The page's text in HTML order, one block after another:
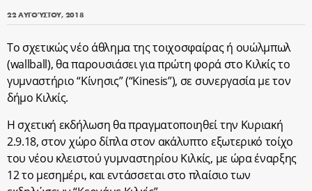
22 ΑΥΓΟΎΣΤΟΥ, 2018
To σχετικώς νέο άθλημα της τοιχοσφαίρας ή ουώλμπωλ
(wallball), θα παρουσιάσει για πρώτη φορά στο Κιλκίς το
γυμναστήριο “Κίνησις” (“Kinesis”), σε συνεργασία με τον
δήμο Κιλκίς.
Η σχετική εκδήλωση θα πραγματοποιηθεί την Κυριακή
2.9.18, στον χώρο δίπλα στον ακάλυπτο εξωτερικό τοίχο
του νέου κλειστού γυμναστηρίου Κιλκίς, με ώρα έναρξης
12 το μεσημέρι, και εντάσσεται στο πλαίσιο των